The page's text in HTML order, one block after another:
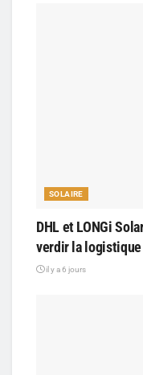
SOLAIRE
DHL et LONGi
verdir la
il y a 6 jours